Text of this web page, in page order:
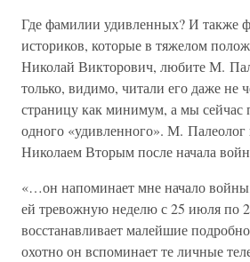
Где фамилии удивленных? И также
историков, которые в тяжелом
Николай Викторович, любите М.
только, видимо, читали его даже не
страницу как минимум, а мы сейчас
одного «удивленного». М. Палеолог
Николаем Вторым после начала
«…он напоминает мне начало
ей тревожную неделю с 25 июля по 2
восстанавливает малейшие
охотно он вспоминает те личные